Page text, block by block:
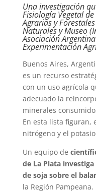
Una investigación
Fisiología Vegetal
Agrarias y
Naturales y Museo
Asociación
Experimentación
Buenos Aires,
es un recurso
con un uso agrícola
adecuado la
minerales
En esta lista figuran,
nitrógeno y el
Un equipo de
de La Plata
de soja sobre el
la Región